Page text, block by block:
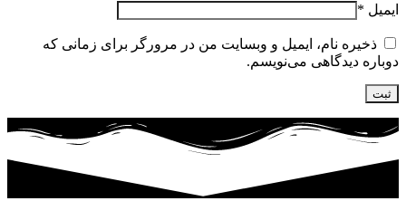
ایمیل *
ذخیره نام، ایمیل و وبسایت من در مرورگر برای زمانی که
دوباره دیدگاهی می‌نویسم.